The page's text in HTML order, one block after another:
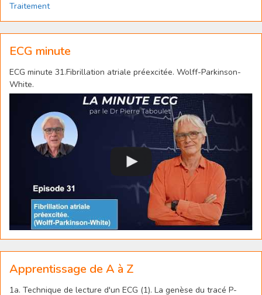
Traitement
ECG minute
ECG minute 31.Fibrillation atriale préexcitée. Wolff-Parkinson-
White.
Apprentissage de A à Z
1a. Technique de lecture d'un ECG (1). La genèse du tracé P-